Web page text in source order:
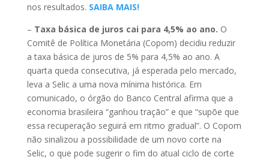
nos resultados. SAIBA MAIS!
– Taxa básica de juros cai para 4,5% ao ano. O
Comitê de Política Monetária (Copom) decidiu reduzir
a taxa básica de juros de 5% para 4,5% ao ano. A
quarta queda consecutiva, já esperada pelo mercado,
leva a Selic a uma nova mínima histórica. Em
comunicado, o órgão do Banco Central afirma que a
economia brasileira “ganhou tração” e que “supõe que
essa recuperação seguirá em ritmo gradual”. O Copom
não sinalizou a possibilidade de um novo corte na
Selic, o que pode sugerir o fim do atual ciclo de corte